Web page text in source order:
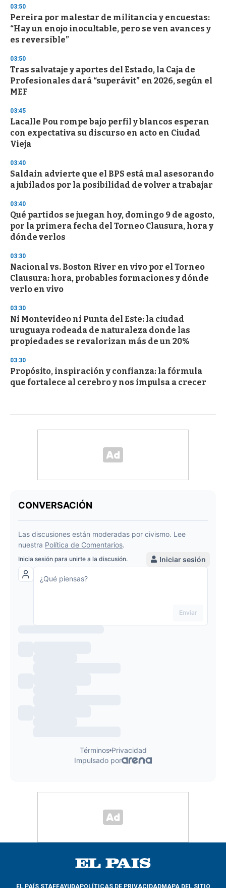
d
s
o
3
s
e
c
o
n
03:50
Pereira por malestar de militancia y encuestas:
“Hay un enojo inocultable, pero se ven avances y
es reversible”
03:50
Tras salvataje y aportes del Estado, la Caja de
Profesionales dará “superávit” en 2026, según el
MEF
03:45
Lacalle Pou rompe bajo perfil y blancos esperan
con expectativa su discurso en acto en Ciudad
Vieja
03:40
Saldain advierte que el BPS está mal asesorando
a jubilados por la posibilidad de volver a trabajar
03:40
Qué partidos se juegan hoy, domingo 9 de agosto,
por la primera fecha del Torneo Clausura, hora y
dónde verlos
03:30
Nacional vs. Boston River en vivo por el Torneo
Clausura: hora, probables formaciones y dónde
verlo en vivo
03:30
Ni Montevideo ni Punta del Este: la ciudad
uruguaya rodeada de naturaleza donde las
propiedades se revalorizan más de un 20%
03:30
Propósito, inspiración y confianza: la fórmula
que fortalece al cerebro y nos impulsa a crecer